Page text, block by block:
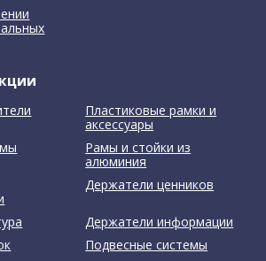
Пластиковые рамки и
аксессуары
Рамы и стойки из
алюминия
Держатели ценников
Держатели информации
Подвесные системы